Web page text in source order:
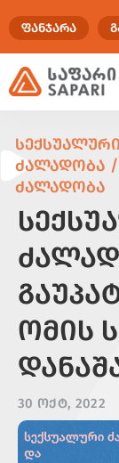
ᲤᲐᲜᲯᲐᲠᲐ
ᲡᲔᲥᲡᲣᲐᲚᲣᲠᲘ
ᲫᲐᲚᲐᲓᲝᲑᲐ
ᲫᲐᲚᲐᲓᲝᲑᲐ
ᲝᲛᲘᲡ
30 ᲝᲥᲢ, 2022